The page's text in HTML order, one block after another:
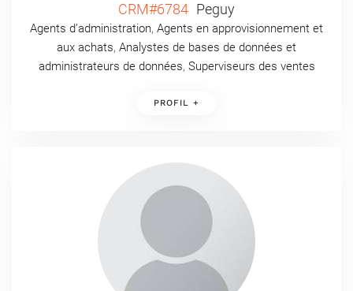
CRM#6784 Peguy
Agents d’administration, Agents en approvisionnement et
aux achats, Analystes de bases de données et
administrateurs de données, Superviseurs des ventes
PROFIL +